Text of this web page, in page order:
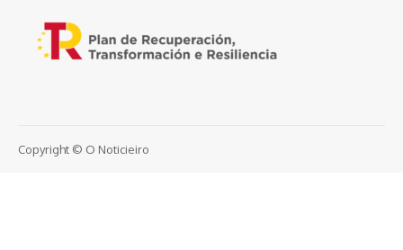
Copyright © O Noticieiro